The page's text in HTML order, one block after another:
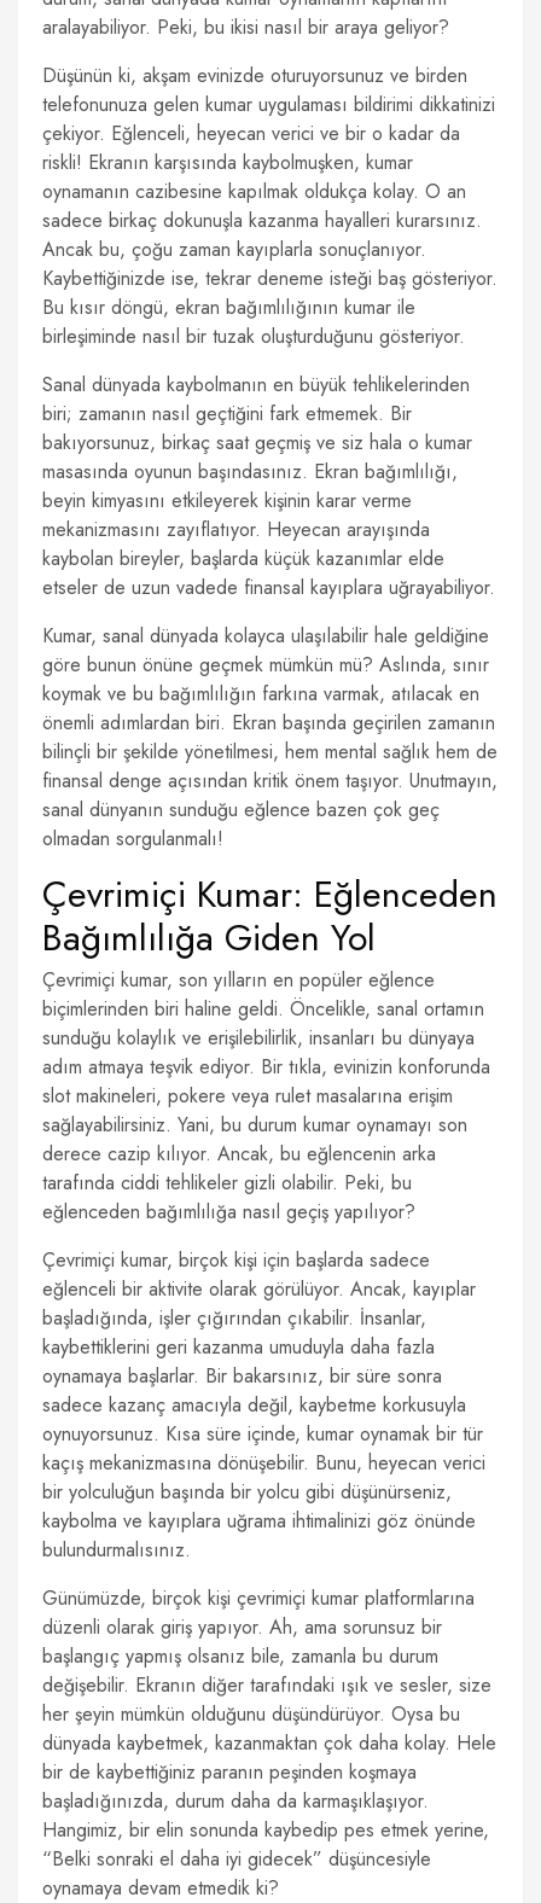
aralayabiliyor. Peki, bu ikisi nasıl bir araya geliyor?
Düşünün ki, akşam evinizde oturuyorsunuz ve birden
telefonunuza gelen kumar uygulaması bildirimi dikkatinizi
çekiyor. Eğlenceli, heyecan verici ve bir o kadar da
riskli! Ekranın karşısında kaybolmuşken, kumar
oynamanın cazibesine kapılmak oldukça kolay. O an
sadece birkaç dokunuşla kazanma hayalleri kurarsınız.
Ancak bu, çoğu zaman kayıplarla sonuçlanıyor.
Kaybettiğinizde ise, tekrar deneme isteği baş gösteriyor.
Bu kısır döngü, ekran bağımlılığının kumar ile
birleşiminde nasıl bir tuzak oluşturduğunu gösteriyor.
Sanal dünyada kaybolmanın en büyük tehlikelerinden
biri; zamanın nasıl geçtiğini fark etmemek. Bir
bakıyorsunuz, birkaç saat geçmiş ve siz hala o kumar
masasında oyunun başındasınız. Ekran bağımlılığı,
beyin kimyasını etkileyerek kişinin karar verme
mekanizmasını zayıflatıyor. Heyecan arayışında
kaybolan bireyler, başlarda küçük kazanımlar elde
etseler de uzun vadede finansal kayıplara uğrayabiliyor.
Kumar, sanal dünyada kolayca ulaşılabilir hale geldiğine
göre bunun önüne geçmek mümkün mü? Aslında, sınır
koymak ve bu bağımlılığın farkına varmak, atılacak en
önemli adımlardan biri. Ekran başında geçirilen zamanın
bilinçli bir şekilde yönetilmesi, hem mental sağlık hem de
finansal denge açısından kritik önem taşıyor. Unutmayın,
sanal dünyanın sunduğu eğlence bazen çok geç
olmadan sorgulanmalı!
Çevrimiçi Kumar: Eğlenceden
Bağımlılığa Giden Yol
Çevrimiçi kumar, son yılların en popüler eğlence
biçimlerinden biri haline geldi. Öncelikle, sanal ortamın
sunduğu kolaylık ve erişilebilirlik, insanları bu dünyaya
adım atmaya teşvik ediyor. Bir tıkla, evinizin konforunda
slot makineleri, pokere veya rulet masalarına erişim
sağlayabilirsiniz. Yani, bu durum kumar oynamayı son
derece cazip kılıyor. Ancak, bu eğlencenin arka
tarafında ciddi tehlikeler gizli olabilir. Peki, bu
eğlenceden bağımlılığa nasıl geçiş yapılıyor?
Çevrimiçi kumar, birçok kişi için başlarda sadece
eğlenceli bir aktivite olarak görülüyor. Ancak, kayıplar
başladığında, işler çığırından çıkabilir. İnsanlar,
kaybettiklerini geri kazanma umuduyla daha fazla
oynamaya başlarlar. Bir bakarsınız, bir süre sonra
sadece kazanç amacıyla değil, kaybetme korkusuyla
oynuyorsunuz. Kısa süre içinde, kumar oynamak bir tür
kaçış mekanizmasına dönüşebilir. Bunu, heyecan verici
bir yolculuğun başında bir yolcu gibi düşünürseniz,
kaybolma ve kayıplara uğrama ihtimalinizi göz önünde
bulundurmalısınız.
Günümüzde, birçok kişi çevrimiçi kumar platformlarına
düzenli olarak giriş yapıyor. Ah, ama sorunsuz bir
başlangıç yapmış olsanız bile, zamanla bu durum
değişebilir. Ekranın diğer tarafındaki ışık ve sesler, size
her şeyin mümkün olduğunu düşündürüyor. Oysa bu
dünyada kaybetmek, kazanmaktan çok daha kolay. Hele
bir de kaybettiğiniz paranın peşinden koşmaya
başladığınızda, durum daha da karmaşıklaşıyor.
Hangimiz, bir elin sonunda kaybedip pes etmek yerine,
“Belki sonraki el daha iyi gidecek” düşüncesiyle
oynamaya devam etmedik ki?